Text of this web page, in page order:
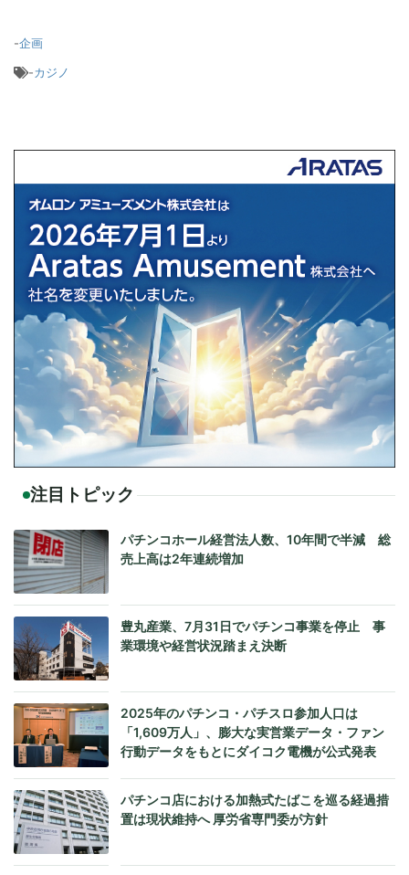
-企画
-カジノ
注目トピック
パチンコホール経営法人数、10年間で半減 総
売上高は2年連続増加
豊丸産業、7月31日でパチンコ事業を停止 事
業環境や経営状況踏まえ決断
2025年のパチンコ・パチスロ参加人口は
「1,609万人」、膨大な実営業データ・ファン
行動データをもとにダイコク電機が公式発表
パチンコ店における加熱式たばこを巡る経過措
置は現状維持へ 厚労省専門委が方針